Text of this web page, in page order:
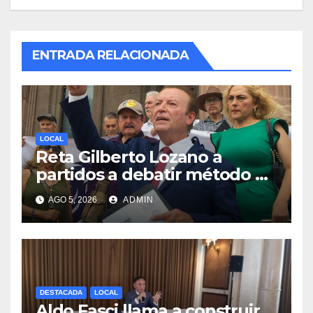
ENTRADA RELACIONADA
LOCAL
Reta Gilberto Lozano a
partidos a debatir método de
designación de candidato a
gubernatura de NL
AGO 5, 2026 ADMIN
DESTACADA LOCAL